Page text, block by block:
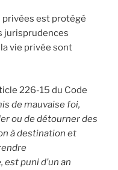
privées est protégé
jurisprudences
vie privée sont
226-15 du Code
de mauvaise foi,
ou de détourner des
à destination et
puni d’un an